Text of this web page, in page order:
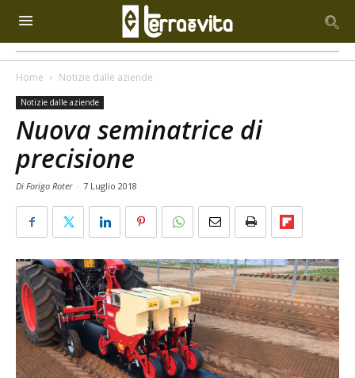
Home Notizie dalle aziende
Notizie dalle aziende
Nuova seminatrice di
precisione
Di Forigo Roter - 7 Luglio 2018